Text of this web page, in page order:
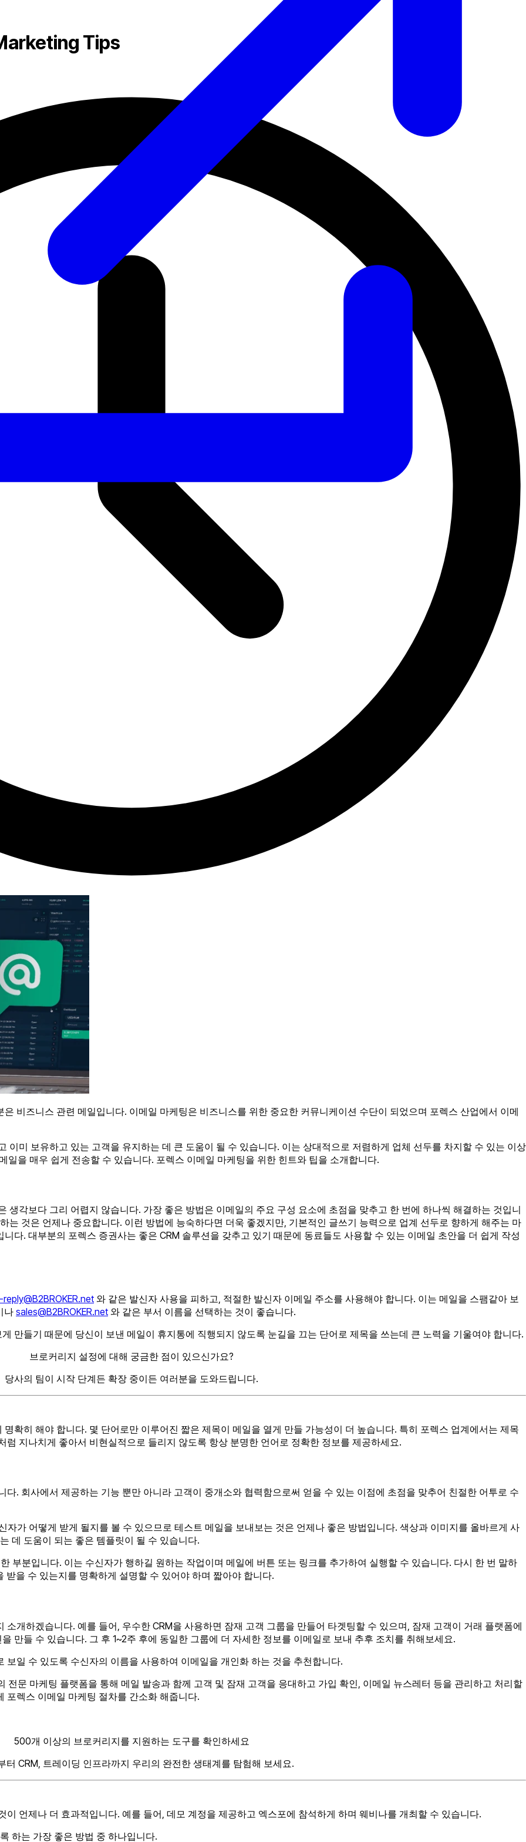
Tips
비즈니스 관련 메일입니다. 이메일 마케팅은 비즈니스를 위한 중요한 커뮤니케이션 수단이 되었으며 포렉스 산업에서 이메
이미 보유하고 있는 고객을 유지하는 데 큰 도움이 될 수 있습니다. 이는 상대적으로 저렴하게 업체 선두를 차지할 수 있는 이상
일을 매우 쉽게 전송할 수 있습니다. 포렉스 이메일 마케팅을 위한 힌트와 팁을 소개합니다.
생각보다 그리 어렵지 않습니다. 가장 좋은 방법은 이메일의 주요 구성 요소에 초점을 맞추고 한 번에 하나씩 해결하는 것입니
는 것은 언제나 중요합니다. 이런 방법에 능숙하다면 더욱 좋겠지만, 기본적인 글쓰기 능력으로 업계 선두로 향하게 해주는 마
다. 대부분의 포렉스 증권사는 좋은 CRM 솔루션을 갖추고 있기 때문에 동료들도 사용할 수 있는 이메일 초안을 더 쉽게 작성
와 같은 발신자 사용을 피하고, 적절한 발신자 이메일 주소를 사용해야 합니다. 이는 메일을 스팸같아 보
나 sales@B2BROKER.net 와 같은 부서 이름을 선택하는 것이 좋습니다.
만들기 때문에 당신이 보낸 메일이 휴지통에 직행되지 않도록 눈길을 끄는 단어로 제목을 쓰는데 큰 노력을 기울여야 합니다.
브로커리지 설정에 대해 궁금한 점이 있으신가요?
당사의 팀이 시작 단계든 확장 중이든 여러분을 도와드립니다.
확히 해야 합니다. 몇 단어로만 이루어진 짧은 제목이 메일을 열게 만들 가능성이 더 높습니다. 특히 포렉스 업계에서는 제목
지나치게 좋아서 비현실적으로 들리지 않도록 항상 분명한 언어로 정확한 정보를 제공하세요.
. 회사에서 제공하는 기능 뿐만 아니라 고객이 중개소와 협력함으로써 얻을 수 있는 이점에 초점을 맞추어 친절한 어투로 수
가 어떻게 받게 될지를 볼 수 있으므로 테스트 메일을 보내보는 것은 언제나 좋은 방법입니다. 색상과 이미지를 올바르게 사
데 도움이 되는 좋은 템플릿이 될 수 있습니다.
부분입니다. 이는 수신자가 행하길 원하는 작업이며 메일에 버튼 또는 링크를 추가하여 실행할 수 있습니다. 다시 한 번 말하
을 수 있는지를 명확하게 설명할 수 있어야 하며 짧아야 합니다.
개하겠습니다. 예를 들어, 우수한 CRM을 사용하면 잠재 고객 그룹을 만들어 타겟팅할 수 있으며, 잠재 고객이 거래 플랫폼에
만들 수 있습니다. 그 후 1~2주 후에 동일한 그룹에 더 자세한 정보를 이메일로 보내 추후 조치를 취해보세요.
일 수 있도록 수신자의 이름을 사용하여 이메일을 개인화 하는 것을 추천합니다.
전문 마케팅 플랫폼을 통해 메일 발송과 함께 고객 및 잠재 고객을 응대하고 가입 확인, 이메일 뉴스레터 등을 관리하고 처리할
포렉스 이메일 마케팅 절차를 간소화 해줍니다.
500개 이상의 브로커리지를 지원하는 도구를 확인하세요
터 CRM, 트레이딩 인프라까지 우리의 완전한 생태계를 탐험해 보세요.
언제나 더 효과적입니다. 예를 들어, 데모 계정을 제공하고 엑스포에 참석하게 하며 웨비나를 개최할 수 있습니다.
하는 가장 좋은 방법 중 하나입니다.